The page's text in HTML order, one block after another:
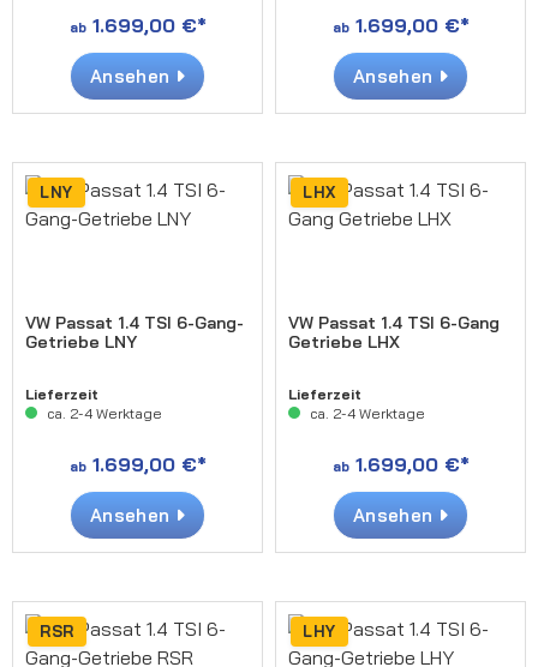
ab1.699,00 €*
Ansehen
ab1.699,00 €*
Ansehen
LNY
VW Passat 1.4 TSI 6-Gang-
Getriebe LNY
Lieferzeit
ca. 2-4 Werktage
ab1.699,00 €*
Ansehen
LHX
VW Passat 1.4 TSI 6-Gang
Getriebe LHX
Lieferzeit
ca. 2-4 Werktage
ab1.699,00 €*
Ansehen
RSR LHY